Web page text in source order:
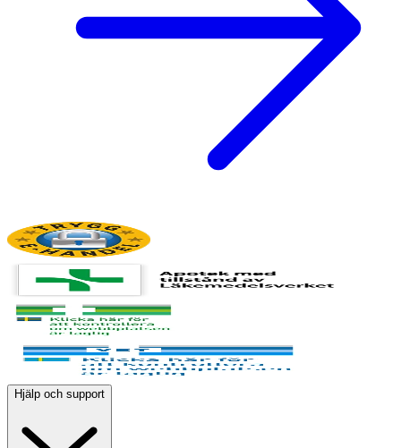
Hjälp och support